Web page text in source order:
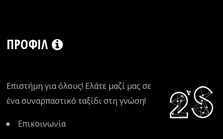
ΠΡΟΦΊΛ
Επιστήμη για όλους! Ελάτε μαζί μας σε
ένα συναρπαστικό ταξίδι στη γνώση!
Επικοινωνία